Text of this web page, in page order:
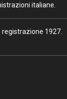
italiane.
1927.